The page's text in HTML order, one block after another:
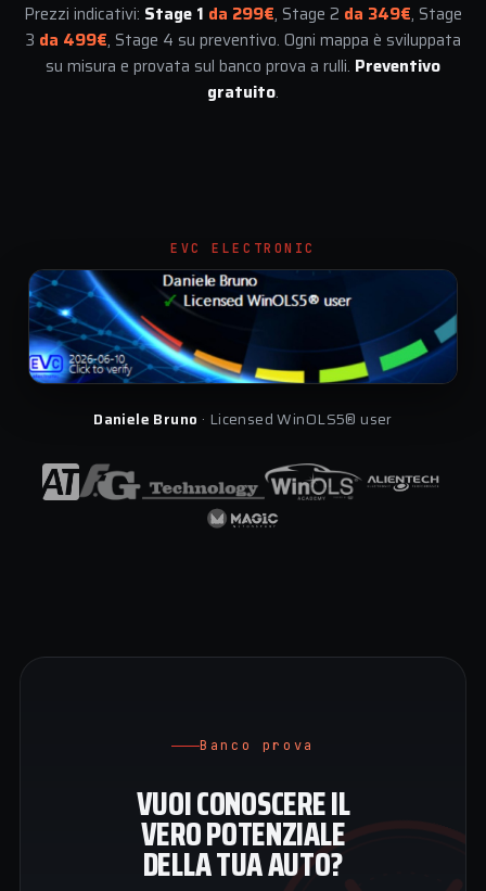
Prezzi indicativi: Stage 1 da 299€, Stage 2 da 349€, Stage
3 da 499€, Stage 4 su preventivo. Ogni mappa è sviluppata
su misura e provata sul banco prova a rulli. Preventivo
gratuito.
EVC ELECTRONIC
Daniele Bruno · Licensed WinOLS5® user
Banco prova
VUOI CONOSCERE IL
VERO POTENZIALE
DELLA TUA AUTO?